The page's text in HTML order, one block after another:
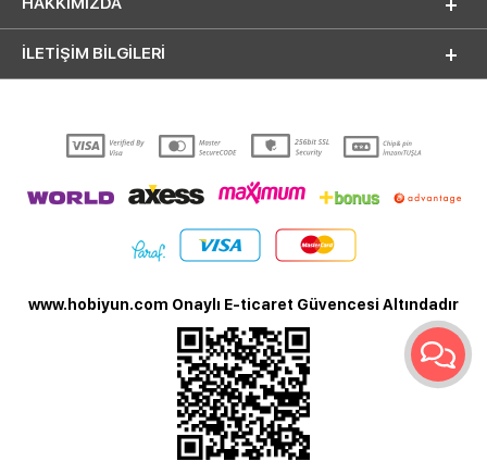
İLETİŞİM BİLGİLERİ
www.hobiyun.com Onaylı E-ticaret Güvencesi Altındadır